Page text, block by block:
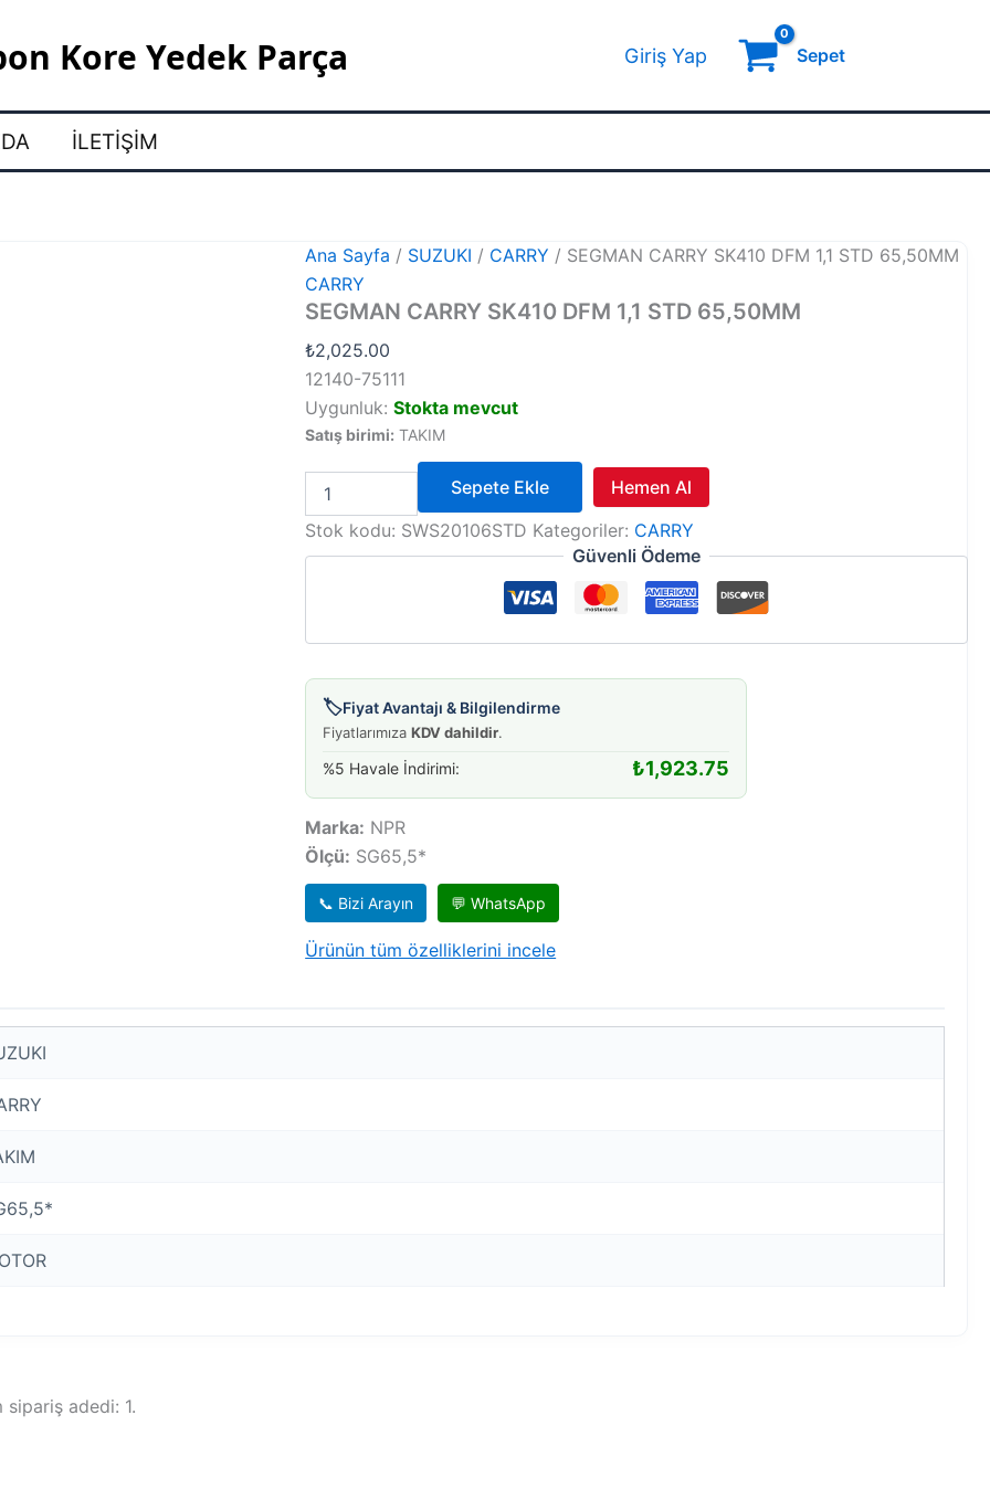
Kore Yedek Parça Giriş Yap Sepet
İLETIŞIM
Ana Sayfa / SUZUKI / CARRY / SEGMAN CARRY SK410 DFM 1,1 STD 65,50MM
CARRY
SEGMAN CARRY SK410 DFM 1,1 STD 65,50MM
₺2,025.00
12140-75111
Uygunluk: Stokta mevcut
Satış birimi: TAKIM
CARRY
SK410
Sepete Ekle
Hemen Al
Stok kodu: SWS20106STD Kategoriler: CARRY
Güvenli Ödeme
🏷️Fiyat Avantajı & Bilgilendirme
FiyatlarımızaKDV dahildir.
%5 Havale İndirimi: ₺1,923.75
Marka: NPR
Ölçü: SG65,5*
📞 Bizi Arayın 💬 WhatsApp
Ürünün tüm özelliklerini incele
sipariş adedi: 1.